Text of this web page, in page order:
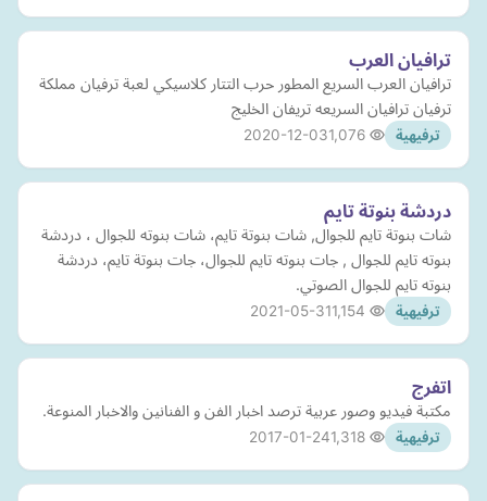
ترافيان العرب
ترافيان العرب السريع المطور حرب التتار كلاسيكي لعبة ترفيان مملكة
ترفيان ترافيان السريعه تريفان الخليج
ترفيهية 2020-12-03
دردشة بنوتة تايم
شات بنوتة تايم للجوال, شات بنوتة تايم، شات بنوته للجوال ، دردشة
بنوته تايم للجوال , جات بنوته تايم للجوال، جات بنوتة تايم، دردشة
بنوته تايم للجوال الصوتي.
ترفيهية 2021-05-31
اتفرج
مكتبة فيديو وصور عربية ترصد اخبار الفن و الفنانين والاخبار المنوعة.
ترفيهية 2017-01-24